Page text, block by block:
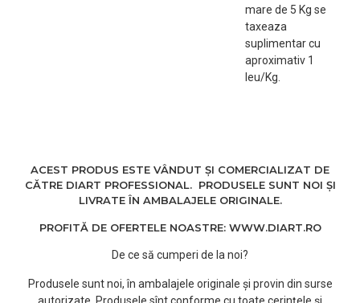
mare de 5 Kg se
taxeaza
suplimentar cu
aproximativ 1
leu/Kg.
ACEST PRODUS ESTE VÂNDUT ȘI COMERCIALIZAT DE
CĂTRE DIART PROFESSIONAL. PRODUSELE SUNT NOI ȘI
LIVRATE ÎN AMBALAJELE ORIGINALE.
PROFITĂ DE OFERTELE NOASTRE: WWW.DIART.RO
De ce să cumperi de la noi?
Produsele sunt noi, în ambalajele originale și provin din surse